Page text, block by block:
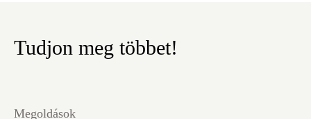
Tudjon meg többet!
Megoldások